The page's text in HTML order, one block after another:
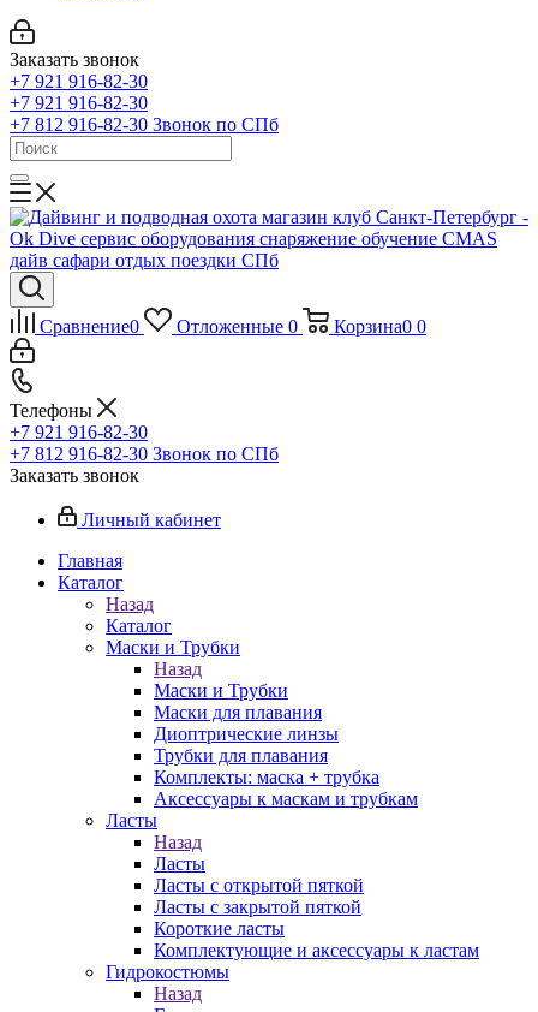
Заказать звонок
+7 921 916-82-30
+7 921 916-82-30
+7 812 916-82-30 Звонок по СПб
Сравнение0 Отложенные 0 Корзина0 0
Телефоны
+7 921 916-82-30
+7 812 916-82-30 Звонок по СПб
Заказать звонок
Личный кабинет
Главная
Каталог
Назад
Каталог
Маски и Трубки
Назад
Маски и Трубки
Маски для плавания
Диоптрические линзы
Трубки для плавания
Комплекты: маска + трубка
Аксессуары к маскам и трубкам
Ласты
Назад
Ласты
Ласты с открытой пяткой
Ласты с закрытой пяткой
Короткие ласты
Комплектующие и аксессуары к ластам
Гидрокостюмы
Назад